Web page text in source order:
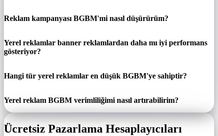
Reklam kampanyası BGBM'mi nasıl düşürürüm?
Yerel reklamlar banner reklamlardan daha mı iyi performans
gösteriyor?
Hangi tür yerel reklamlar en düşük BGBM'ye sahiptir?
Yerel reklam BGBM verimliliğimi nasıl artırabilirim?
Ücretsiz Pazarlama Hesaplayıcıları